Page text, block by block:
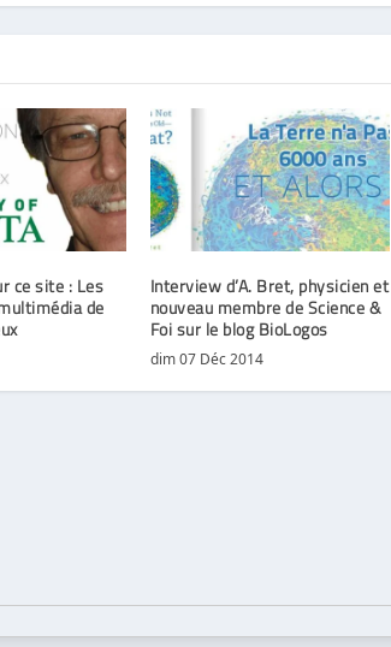
ce site : Les
de
Interview d’A. Bret, physicien et
nouveau membre de Science &
Foi sur le blog BioLogos
dim 07 Déc 2014